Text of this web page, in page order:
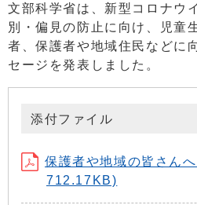
文部科学省は、新型コロナウ
別・偏見の防止に向け、児童
者、保護者や地域住民などに
セージを発表しました。
添付ファイル
保護者や地域の皆さん
712.17KB)